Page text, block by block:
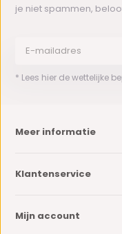
je niet spammen,
* Lees hier de wettelijke
Meer informatie
Klantenservice
Mijn account